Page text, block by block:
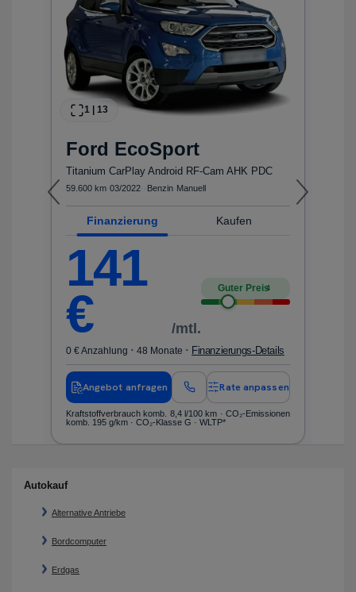
1 13
Ford EcoSport
Titanium CarPlay Android RF-Cam AHK PDC
59.600 km 03/2022 Benzin Manuell
Finanzierung Kaufen
141
€ /mtl.
Guter Preis4
0 € Anzahlung · 48 Monate · Finanzierungs-Details
Angebot anfragen Rate anpassen
Kraftstoffverbrauch komb. 8,4 l/100 km · CO₂-Emissionen
komb. 195 g/km · CO₂-Klasse G · WLTP*
Autokauf
Alternative Antriebe
Bordcomputer
Erdgas